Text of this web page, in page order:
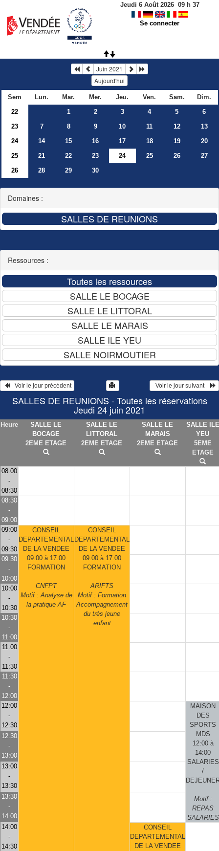
Jeudi 6 Août 2026 09h 37
Se connecter
Juin 2021
Aujourd'hui
Sem Lun. Mar. Mer. Jeu. Ven. Sam.
Dim.
22
1 2 3 4 5
6
23
7 8 9 10 11 12
13
24
14 15 16 17 18 19
20
25
21 22 23 24 25 26
27
26
28 29 30
Domaines :
Ressources :
   Voir le jour précédent
  Voir le jour suivant
SALLES DE REUNIONS - Toutes les réservations
Jeudi 24 juin 2021
Heure
SALLE LE
BOCAGE
2EME ETAGE
SALLE LE
LITTORAL
2EME ETAGE
SALLE LE
MARAIS
2EME ETAGE
SALLE ILE
YEU
5EME
ETAGE
08:00
-
08:30
08:30
-
09:00
09:00
-
09:30
CONSEIL
DEPARTEMENTAL
DE LA VENDEE
09:00 à 17:00
FORMATION
CNFPT
Motif : Analyse de
la pratique AF
CONSEIL
DEPARTEMENTAL
DE LA VENDEE
09:00 à 17:00
FORMATION
ARIFTS
Motif : Formation
Accompagnement
du très jeune
enfant
09:30
-
10:00
10:00
-
10:30
10:30
-
11:00
11:00
-
11:30
11:30
-
12:00
12:00
-
12:30
MAISON
DES
SPORTS
MDS
12:00 à
14:00
SALARIES
/
Motif :
REPAS
SALARIES
12:30
-
13:00
13:00
-
13:30
13:30
-
14:00
14:00
-
14:30
CONSEIL
DEPARTEMENTAL
DE LA VENDEE